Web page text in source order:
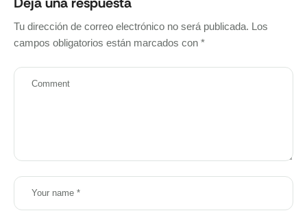
Tu dirección de correo electrónico no será publicada. Los
campos obligatorios están marcados con *